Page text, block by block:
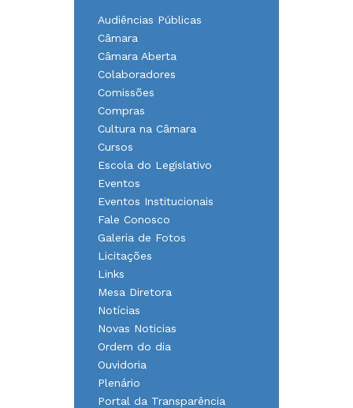
Audiências Públicas
Câmara
Câmara Aberta
Colaboradores
Comissões
Compras
Cultura na Câmara
Cursos
Escola do Legislativo
Eventos
Eventos Institucionais
Fale Conosco
Galeria de Fotos
Licitações
Links
Mesa Diretora
Notícias
Novas Noticias
Ordem do dia
Ouvidoria
Plenário
Portal da Transparência